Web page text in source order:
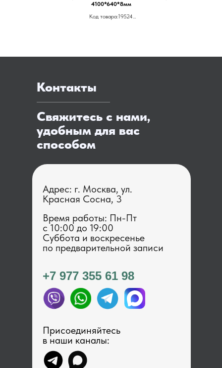
4100*640*8мм
Код товара:19524
Контакты
Свяжитесь с нами,
удобным для вас
способом
Адрес: г. Москва, ул.
Красная Сосна, 3
+7 977 355 61 98
Время работы: Пн-Пт
с 1 0:00 до 19:00
Суббота и воскресенье
по предварительной записи
Присоединяйтесь
в наши каналы: